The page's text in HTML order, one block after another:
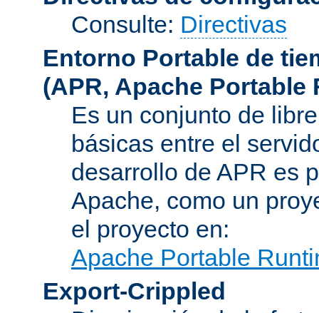
Consulte: Directivas
Entorno Portable de
(APR, Apache Portable
Es un conjunto de
básicas entre el
desarrollo de APR es
Apache, como un
el proyecto en:
Apache Portable
Export-Crippled